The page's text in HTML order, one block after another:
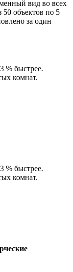
вид во всех
объектов по 5
за один
% быстрее.
комнат.
% быстрее.
комнат.